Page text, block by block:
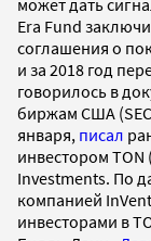
Era Fund
соглашения о
и за 2018 год
говорилось в
биржам США
января, писал
инвестором TON
Investments. По
компанией
инвесторами в